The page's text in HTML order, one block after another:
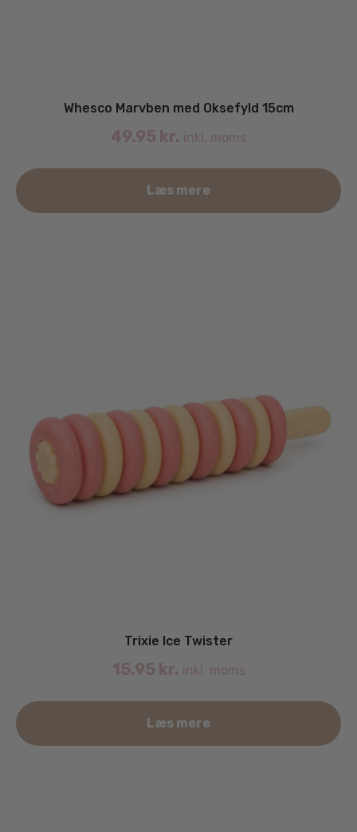
Whesco Marvben med Oksefyld 15cm
49.95 kr. inkl. moms
Læs mere
Trixie Ice Twister
15.95 kr. inkl. moms
Læs mere